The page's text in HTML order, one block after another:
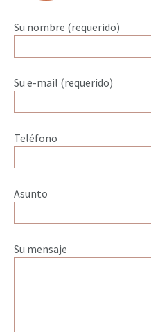
Su nombre (requerido)
Su e-mail (requerido)
Teléfono
Asunto
Su mensaje